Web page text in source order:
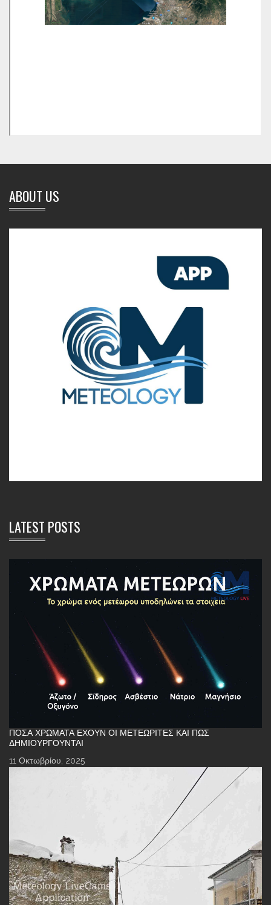
ABOUT US
LATEST POSTS
ΠΌΣΑ ΧΡΏΜΑΤΑ ΈΧΟΥΝ ΟΙ ΜΕΤΕΩΡΊΤΕΣ ΚΑΙ ΠΏΣ
ΔΗΜΙΟΥΡΓΟΎΝΤΑΙ
11 Οκτωβρίου, 2025